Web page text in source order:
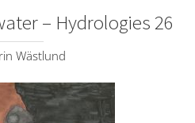
– Hydrologies 26
Wästlund